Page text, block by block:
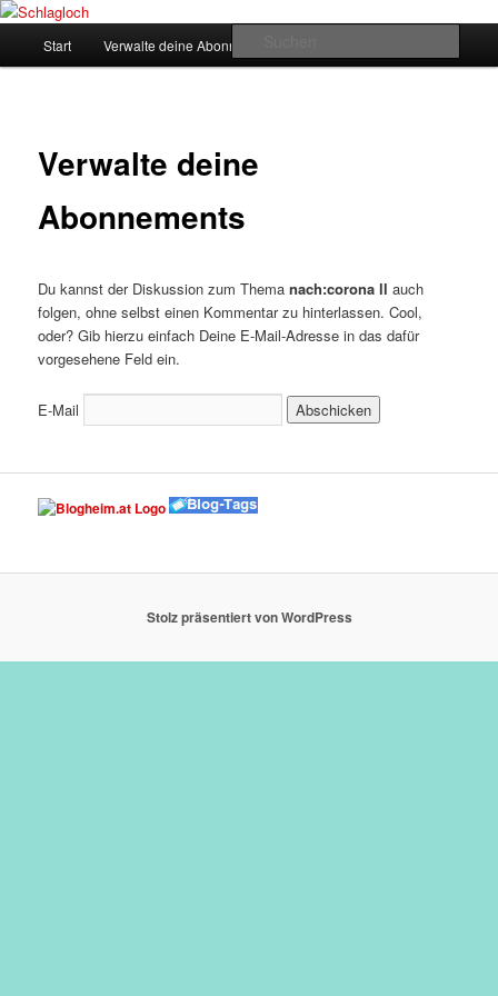
Zum supersberger taggedanken
Start Verwalte deine Abonnements
Verwalte deine
Abonnements
Du kannst der Diskussion zum Themanach:corona ll auch
folgen, ohne selbst einen Kommentar zu hinterlassen. Cool,
oder? Gib hierzu einfach Deine E-Mail-Adresse in das dafür
vorgesehene Feld ein.
E-Mail
Stolz präsentiert von WordPress